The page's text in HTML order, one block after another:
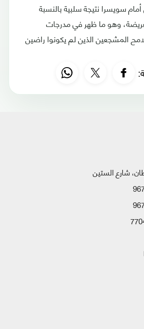
سويسرا نتيجة سلبية بالنسبة
وهو ما ظهر في مدرجات
المشجعين الذين لم يكونوا راضين
شارع الستين